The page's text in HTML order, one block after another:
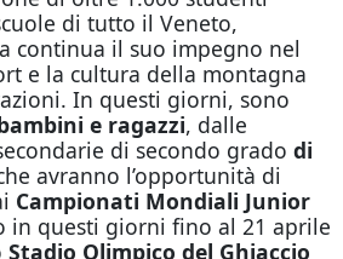
di tutto il Veneto,
continua il suo impegno nel
e la cultura della montagna
In questi giorni, sono
e ragazzi, dalle
di secondo grado di
avranno l’opportunità di
Campionati Mondiali Junior
in questi giorni fino al 21 aprile
Stadio Olimpico del Ghiaccio